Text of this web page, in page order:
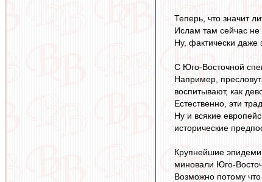
Теперь, что значит
Ислам там сейчас не
Ну, фактически даже
С Юго-Восточной
Например,
воспитывают, как
Естественно, эти
Ну и всякие
исторические
Крупнейшие
миновали Юго-
Возможно потому